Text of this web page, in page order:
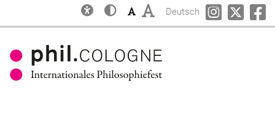
InclusionContrastFont size: small
Font size: big
Change language to
Deutsch